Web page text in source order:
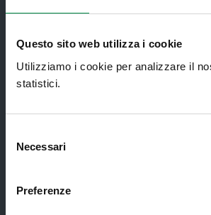
Questo sito web utilizza i cookie
Utilizziamo i cookie per analizzare il
statistici.
delNecessari
Preferenze
Ambulatori di Continuità
e CAU
Assistenza sanitaria all'estero -
Consultorio Familiare
Direzione Assistenza Farmaceutica